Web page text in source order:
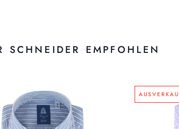
SCHNEIDER EMPFOHLEN